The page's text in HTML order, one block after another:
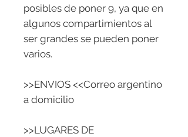
posibles de poner 9, ya que en
algunos compartimientos al
ser grandes se pueden poner
varios.
>>ENVIOS <<Correo argentino
a domicilio
>>LUGARES DE